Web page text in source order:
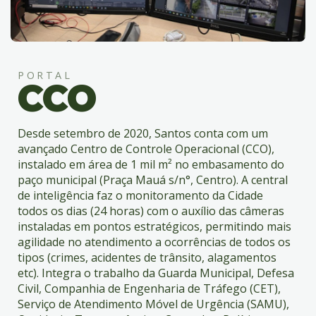
Acessibilidade
PORTAL
CCO
Desde setembro de 2020, Santos conta com um
avançado Centro de Controle Operacional (CCO),
instalado em área de 1 mil m² no embasamento do
paço municipal (Praça Mauá s/n°, Centro). A central
de inteligência faz o monitoramento da Cidade
todos os dias (24 horas) com o auxílio das câmeras
instaladas em pontos estratégicos, permitindo mais
agilidade no atendimento a ocorrências de todos os
tipos (crimes, acidentes de trânsito, alagamentos
etc). Integra o trabalho da Guarda Municipal, Defesa
Civil, Companhia de Engenharia de Tráfego (CET),
Serviço de Atendimento Móvel de Urgência (SAMU),